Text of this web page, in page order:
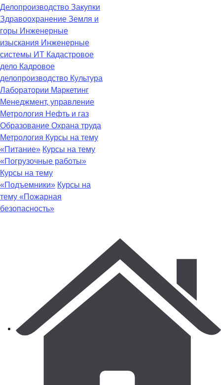
Делопроизводство Закупки
Здравоохранение Земля и
горы Инженерные
изыскания Инженерные
системы ИТ Кадастровое
дело Кадровое
делопроизводство Культура
Лаборатории Маркетинг
Менеджмент, управление
Метрология Нефть и газ
Образование Охрана труда
Метрология Курсы на тему
«Питание» Курсы на тему
«Погрузочные работы»
Курсы на тему
«Подъемники» Курсы на
тему «Пожарная
безопасность»